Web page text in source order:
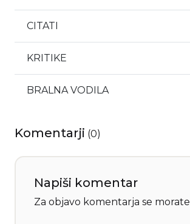
CITATI
KRITIKE
BRALNA VODILA
Komentarji (0)
Napiši komentar
Za objavo komentarja se morate